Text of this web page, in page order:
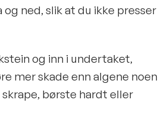
ned, slik at du ikke presser
og inn i undertaket,
mer skade enn algene noen
børste hardt eller